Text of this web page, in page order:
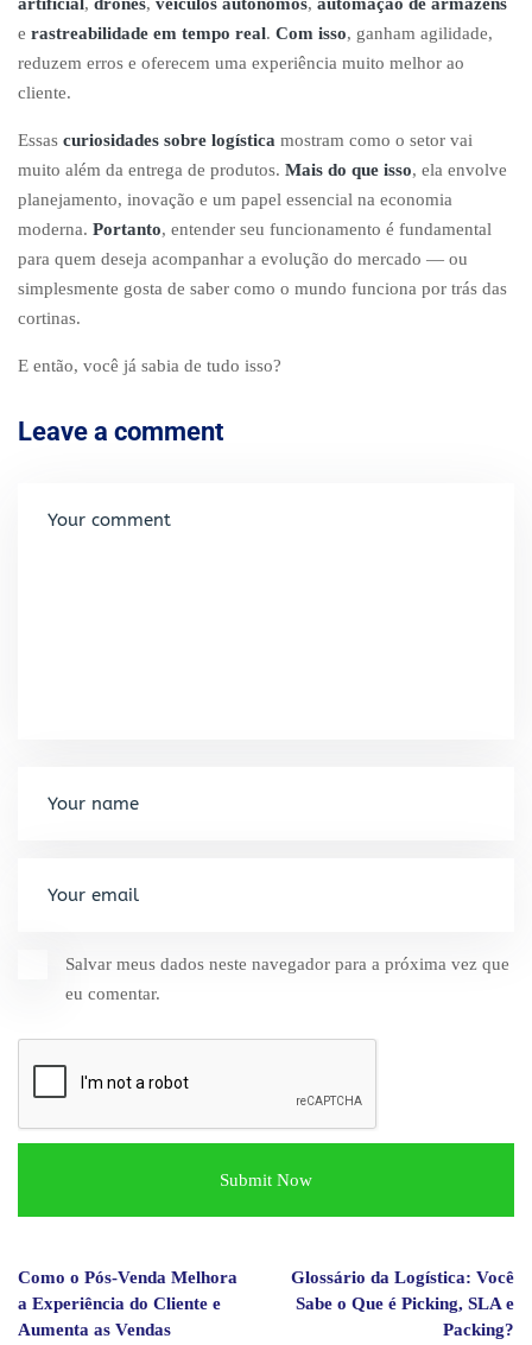
artificial, drones, veículos autônomos, automação de armazéns
e rastreabilidade em tempo real. Com isso, ganham agilidade,
reduzem erros e oferecem uma experiência muito melhor ao
cliente.
Essas curiosidades sobre logística mostram como o setor vai
muito além da entrega de produtos. Mais do que isso, ela envolve
planejamento, inovação e um papel essencial na economia
moderna. Portanto, entender seu funcionamento é fundamental
para quem deseja acompanhar a evolução do mercado — ou
simplesmente gosta de saber como o mundo funciona por trás das
cortinas.
E então, você já sabia de tudo isso?
Leave a comment
Salvar meus dados neste navegador para a próxima vez que
eu comentar.
Como o Pós-Venda Melhora
a Experiência do Cliente e
Aumenta as Vendas
Glossário da Logística: Você
Sabe o Que é Picking, SLA e
Packing?